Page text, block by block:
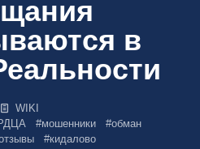
в
WIKI
#мошенники#обман
#кидалово